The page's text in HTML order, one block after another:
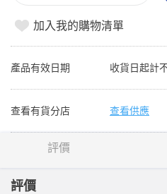
加入我的購物清單
產品有效日期 收貨日起計
查看有貨分店 查看供應
評價
評價